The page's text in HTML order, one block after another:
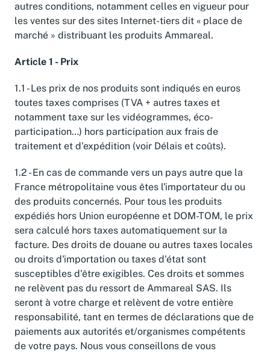
autres conditions, notamment celles en vigueur pour
les ventes sur des sites Internet-tiers dit « place de
marché » distribuant les produits Ammareal.
Article 1 - Prix
1.1 - Les prix de nos produits sont indiqués en euros
toutes taxes comprises (TVA + autres taxes et
notamment taxe sur les vidéogrammes, éco-
participation…) hors participation aux frais de
traitement et d'expédition (voir Délais et coûts).
1.2 - En cas de commande vers un pays autre que la
France métropolitaine vous êtes l'importateur du ou
des produits concernés. Pour tous les produits
expédiés hors Union européenne et DOM-TOM, le prix
sera calculé hors taxes automatiquement sur la
facture. Des droits de douane ou autres taxes locales
ou droits d'importation ou taxes d'état sont
susceptibles d'être exigibles. Ces droits et sommes
ne relèvent pas du ressort de Ammareal SAS. Ils
seront à votre charge et relèvent de votre entière
responsabilité, tant en termes de déclarations que de
paiements aux autorités et/organismes compétents
de votre pays. Nous vous conseillons de vous